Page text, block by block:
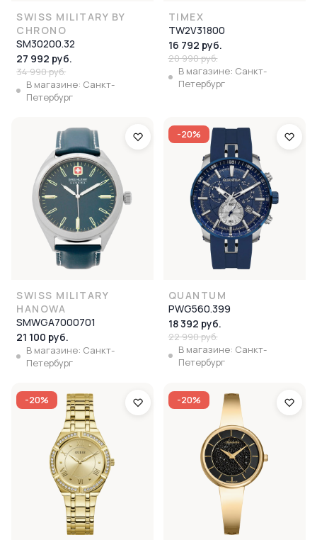
SWISS MILITARY BY
CHRONO
SM30200.32
27 992 руб.
34 990 руб.
В магазине: Санкт-
Петербург
TIMEX
TW2V31800
16 792 руб.
20 990 руб.
В магазине: Санкт-
Петербург
SWISS MILITARY
HANOWA
SMWGA7000701
21 100 руб.
В магазине: Санкт-
Петербург
-20%
QUANTUM
PWG560.399
18 392 руб.
22 990 руб.
В магазине: Санкт-
Петербург
-20% -20%